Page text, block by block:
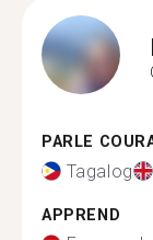
PARLE
Tagalog
APPREND